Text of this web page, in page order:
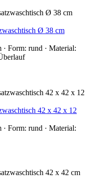
Ø 38 cm
Form: rund · Material:
42 x 42 x 12
Form: rund · Material: